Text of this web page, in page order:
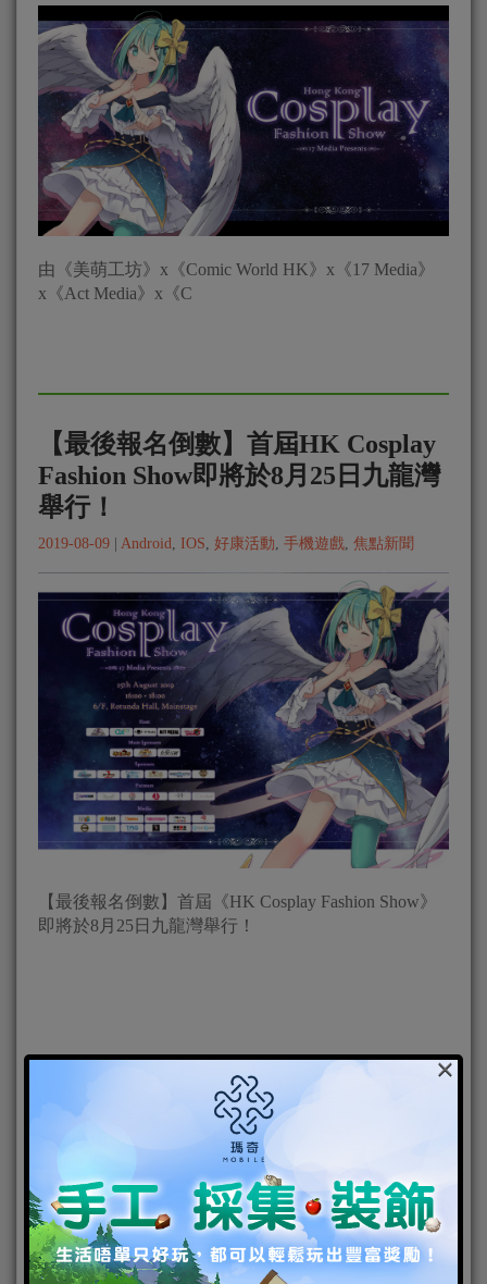
由《美萌工坊》x《Comic World HK》x《17 Media》
x《Act Media》x《C
【最後報名倒數】首屆HK Cosplay
Fashion Show即將於8月25日九龍灣
舉行！
2019-08-09 | Android IOS 好康活動 手機遊戲 焦點新聞
【最後報名倒數】首屆《HK Cosplay Fashion Show》
即將於8月25日九龍灣舉行！
×